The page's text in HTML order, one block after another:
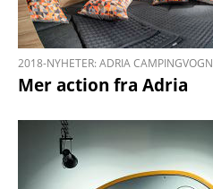
2018-NYHETER: ADRIA CAMPINGVOGN
Mer action fra Adria